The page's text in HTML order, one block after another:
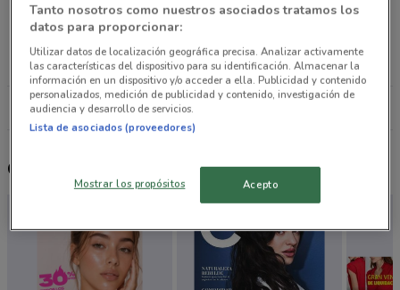
Guadalupe Tepeyac, Delg. Gustavo A. Madero,
CDMX, C.P. 07840 Ciudad De México
9.5 km
ABIERTO
Otros catálogos cercanos
Tanto nosotros como nuestros asociados tratamos los
datos para proporcionar:
Utilizar datos de localización geográfica precisa. Analizar activamente
las características del dispositivo para su identificación. Almacenar la
información en un dispositivo y/o acceder a ella. Publicidad y contenido
personalizados, medición de publicidad y contenido, investigación de
audiencia y desarrollo de servicios.
Lista de asociados (proveedores)
Mostrar los propósitos Acepto